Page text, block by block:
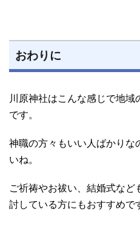
おわりに
川原神社はこんな感じで地
です。
神職の方々もいい人ばかりな
いね。
ご祈祷やお祓い、結婚式な
討している方にもおすすめで